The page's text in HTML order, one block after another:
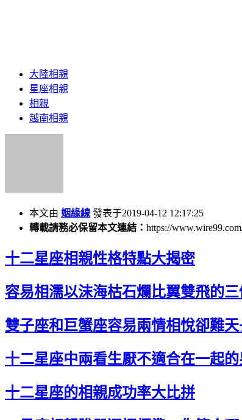
大陸相親
星座相親
相親
越南相親
本文由 姻緣線 發表于2019-04-12 12:17:25
轉載請務必保留本文連結： https://
十二星座相親性格特點大揭密
容易相濡以沫海枯石爛比翼雙飛的
雙子座和巨蟹座容易兩情相悅卻難天
十二星座中兩看生厭不適合在一起
十二星座的相親成功率大比拼